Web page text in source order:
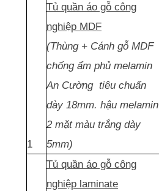
1
Tủ quần áo gỗ công
nghiệp MDF
(Thùng + Cánh gỗ MDF
chống ẩm phủ melamin
An Cường tiêu chuẩn
dày 18mm. hậu melamin
2 mặt màu trắng dày
5mm)
Tủ quần áo gỗ công
nghiệp laminate